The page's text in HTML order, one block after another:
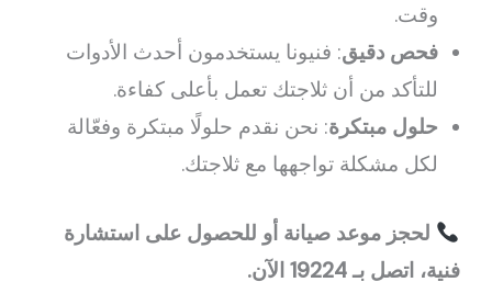
وقت.
فحص دقيق: فنيونا يستخدمون أحدث الأدوات
للتأكد من أن ثلاجتك تعمل بأعلى كفاءة.
حلول مبتكرة: نحن نقدم حلولًا مبتكرة وفعّالة
لكل مشكلة تواجهها مع ثلاجتك.
لحجز موعد صيانة أو للحصول على استشارة
فنية، اتصل بـ 19224 الآن.